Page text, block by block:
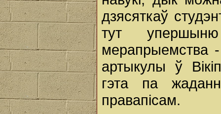
дзясяткаў
тут
мерапрыемства -
артыкулы ў
гэта па
правапісам.